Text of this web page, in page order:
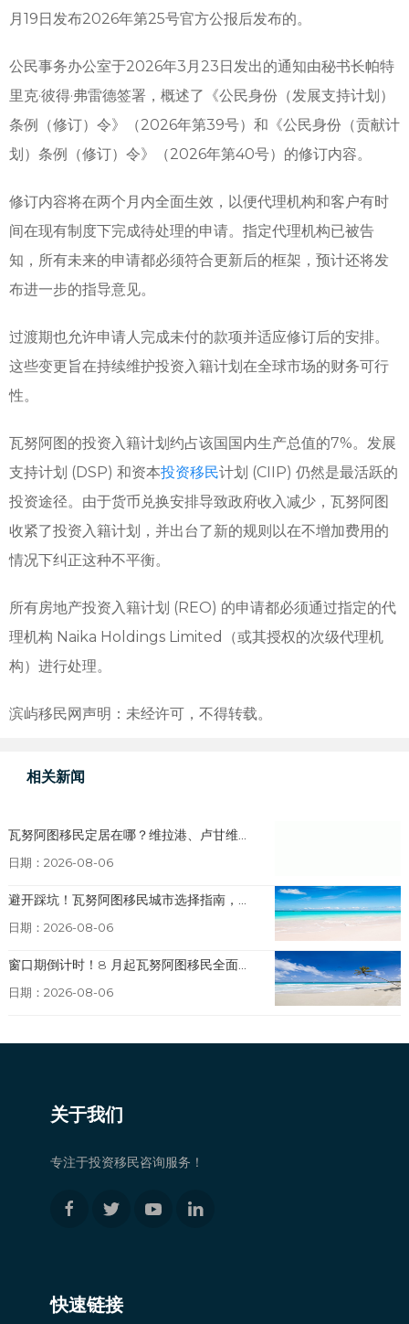
月19日发布2026年第25号官方公报后发布的。
公民事务办公室于2026年3月23日发出的通知由秘书长帕特
里克·彼得·弗雷德签署，概述了《公民身份（发展支持计划）
条例（修订）令》（2026年第39号）和《公民身份（贡献计
划）条例（修订）令》（2026年第40号）的修订内容。
修订内容将在两个月内全面生效，以便代理机构和客户有时
间在现有制度下完成待处理的申请。指定代理机构已被告
知，所有未来的申请都必须符合更新后的框架，预计还将发
布进一步的指导意见。
过渡期也允许申请人完成未付的款项并适应修订后的安排。
这些变更旨在持续维护投资入籍计划在全球市场的财务可行
性。
瓦努阿图的投资入籍计划约占该国国内生产总值的7%。发展
支持计划 (DSP) 和资本投资移民计划 (CIIP) 仍然是最活跃的
投资途径。由于货币兑换安排导致政府收入减少，瓦努阿图
收紧了投资入籍计划，并出台了新的规则以在不增加费用的
情况下纠正这种不平衡。
所有房地产投资入籍计划 (REO) 的申请都必须通过指定的代
理机构 Naika Holdings Limited（或其授权的次级代理机
构）进行处理。
滨屿移民网声明：未经许可，不得转载。
相关新闻
瓦努阿图移民定居在哪？维拉港、卢甘维...
日期：2026-08-06
避开踩坑！瓦努阿图移民城市选择指南，...
日期：2026-08-06
窗口期倒计时！8 月起瓦努阿图移民全面...
日期：2026-08-06
关于我们
专注于投资移民咨询服务！
快速链接